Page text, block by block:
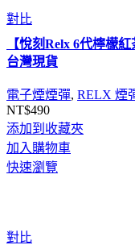
對比
【悅刻Relx 6代檸檬
台灣現貨
電子煙煙彈, RELX 煙
NT$490
添加到收藏夾
加入購物車
快速瀏覽
對比